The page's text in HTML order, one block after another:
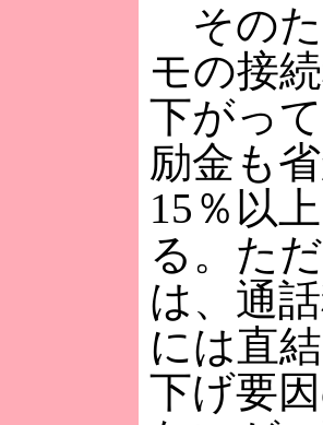
そのた
モの接
下がっ
励金も
15％以
る。た
は、通
には直
下げ要